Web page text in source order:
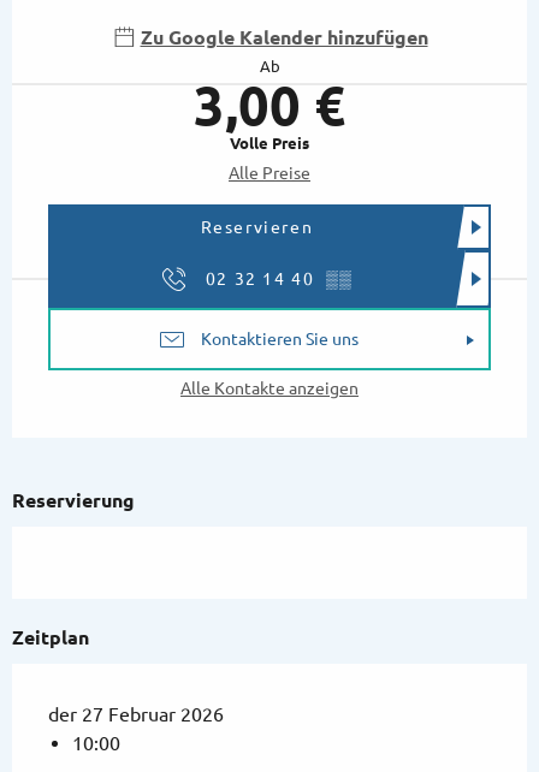
Zu Google Kalender hinzufügen
Ab
3,00 €
Volle Preis
Alle Preise
Reservieren
02 32 14 40 ▒▒
Kontaktieren Sie uns
Alle Kontakte anzeigen
Reservierung
Zeitplan
der 27 Februar 2026
10:00